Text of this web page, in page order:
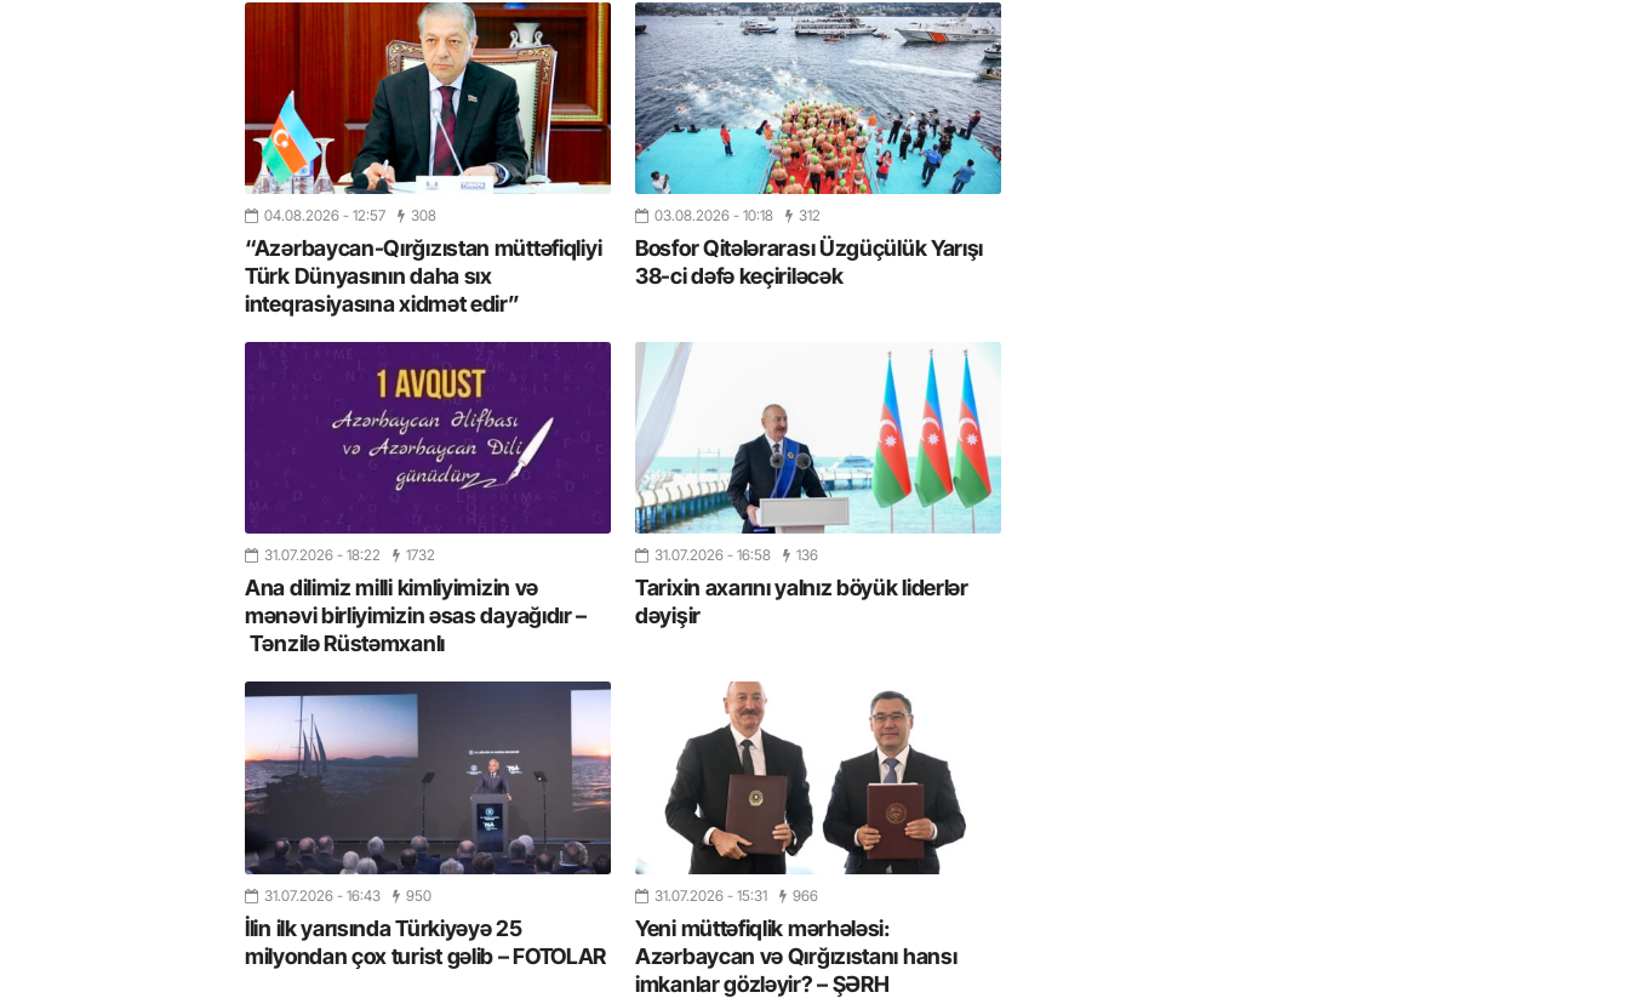
04.08.2026 - 12:57 308
“Azərbaycan-Qırğızıstan müttəfiqliyi
Türk Dünyasının daha sıx
inteqrasiyasına xidmət edir”
03.08.2026 - 10:18 312
Bosfor Qitələrarası Üzgüçülük Yarışı
38-ci dəfə keçiriləcək
31.07.2026 - 18:22 1732
Ana dilimiz milli kimliyimizin və
mənəvi birliyimizin əsas dayağıdır –
Tənzilə Rüstəmxanlı
31.07.2026 - 16:58 136
Tarixin axarını yalnız böyük liderlər
dəyişir
31.07.2026 - 16:43 950
İlin ilk yarısında Türkiyəyə 25
milyondan çox turist gəlib – FOTOLAR
31.07.2026 - 15:31 966
Yeni müttəfiqlik mərhələsi:
Azərbaycan və Qırğızıstanı hansı
imkanlar gözləyir? – ŞƏRH